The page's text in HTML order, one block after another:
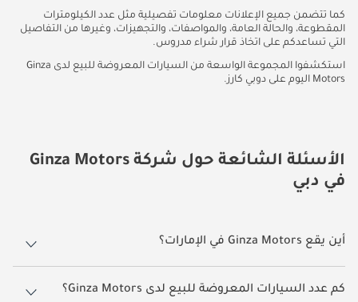
كما تتضمن جميع الإعلانات معلومات تفصيلية مثل عدد الكيلومترات
المقطوعة، والحالة العامة، والمواصفات، والتجهيزات، وغيرها من التفاصيل
التي تساعدكم على اتخاذ قرار شراء مدروس.
استكشفوا المجموعة الواسعة من السيارات المعروضة للبيع لدى Ginza
Motors اليوم على دوبي كارز.
الأسئلة الشائعة حول شركة Ginza Motors
في دبي
أين يقع Ginza Motors في الإمارات؟
يقع Ginza Motors في دبي.
كم عدد السيارات المعروضة للبيع لدى Ginza Motors؟